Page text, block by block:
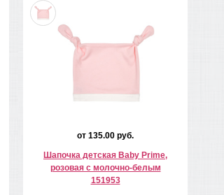
от 135.00 руб.
Шапочка детская Baby Prime,
розовая с молочно-белым
151953